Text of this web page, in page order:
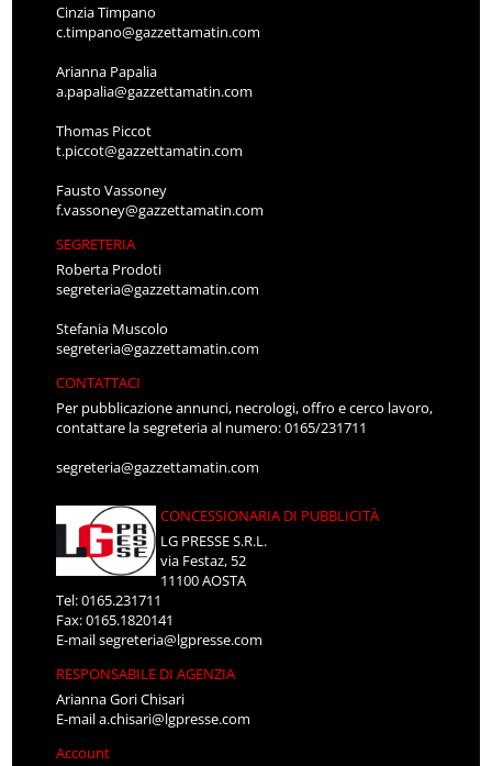
Cinzia Timpano
c.timpano@gazzettamatin.com
Arianna Papalia
a.papalia@gazzettamatin.com
Thomas Piccot
t.piccot@gazzettamatin.com
Fausto Vassoney
f.vassoney@gazzettamatin.com
SEGRETERIA
Roberta Prodoti
segreteria@gazzettamatin.com
Stefania Muscolo
segreteria@gazzettamatin.com
CONTATTACI
Per pubblicazione annunci, necrologi, offro e cerco lavoro,
contattare la segreteria al numero: 0165/231711
segreteria@gazzettamatin.com
CONCESSIONARIA DI PUBBLICITÀ
LG PRESSE S.R.L.
via Festaz, 52
11100 AOSTA
Tel: 0165.231711
Fax: 0165.1820141
E-mailsegreteria@lgpresse.com
RESPONSABILE DI AGENZIA
Arianna Gori Chisari
E-maila.chisari@lgpresse.com
Account